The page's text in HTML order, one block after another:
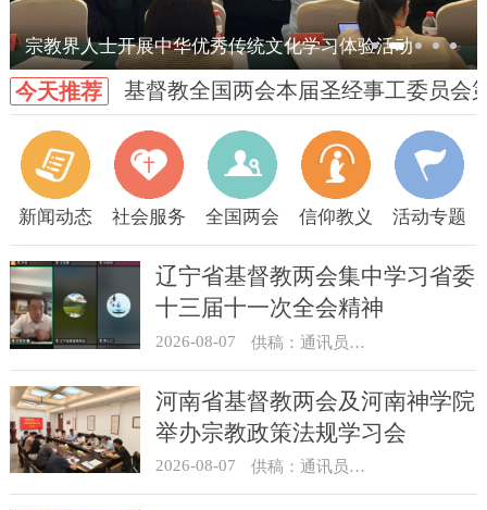
宗教界人士开展中华优秀传统文化学习体验活动
今天推荐 基督教全国两会本届圣经事工委员会
新闻动态 社会服务 全国两会 信仰教义 活动专题
辽宁省基督教两会集中学习省委
十三届十一次全会精神
2026-08-07 供稿：通讯员 顾利民
河南省基督教两会及河南神学院
举办宗教政策法规学习会
2026-08-07 供稿：通讯员 靳新元